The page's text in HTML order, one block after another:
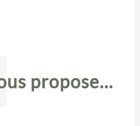
propose…